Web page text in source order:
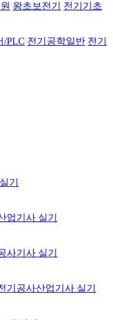
왕초보전기 전기기초
/PLC 전기공학일반 전기
기
업기사 실기
사기사 실기
기공사산업기사 실기